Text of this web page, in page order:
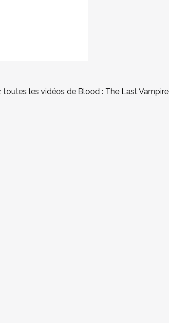
toutes les vidéos de Blood : The Last Vampire